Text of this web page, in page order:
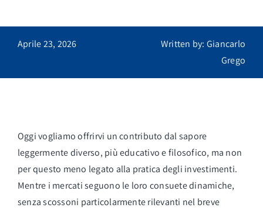
Accesso
Aprile 23, 2026
Written by: Giancarlo
Grego
Oggi vogliamo offrirvi un contributo dal sapore
leggermente diverso, più educativo e filosofico, ma non
per questo meno legato alla pratica degli investimenti.
Mentre i mercati seguono le loro consuete dinamiche,
senza scossoni particolarmente rilevanti nel breve